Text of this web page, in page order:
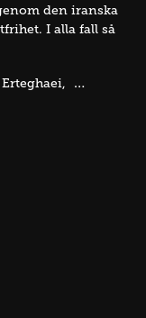
den iranska
I alla fall så
Narges